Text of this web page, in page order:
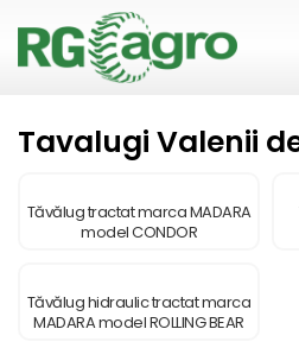
Tavalugi Valenii
Tăvălug tractat marca MADARA
model CONDOR
Tăvălug hidraulic tractat marca
MADARA model ROLLING BEAR